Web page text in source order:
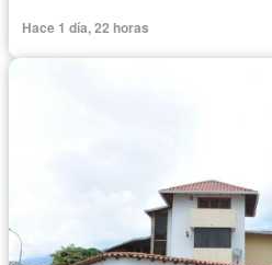
Hace 1 día, 22 horas